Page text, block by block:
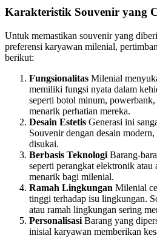
Karakteristik Souvenir yang
Untuk memastikan souvenir yang
preferensi karyawan milenial,
berikut:
Fungsionalitas Milenial
memiliki fungsi nyata dalam
seperti botol minum, powerbank,
menarik perhatian mereka.
Desain Estetis Generasi ini
Souvenir dengan desain
disukai.
Berbasis Teknologi Barang-
seperti perangkat elektronik atau
menarik bagi milenial.
Ramah Lingkungan Milenial
tinggi terhadap isu lingkungan.
atau ramah lingkungan sering
Personalisasi Barang yang
inisial karyawan memberikan